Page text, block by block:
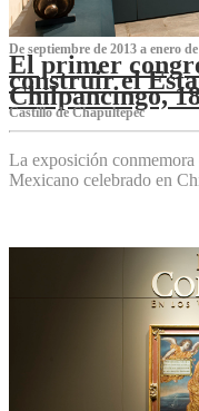
De septiembre de 2013 a enero
El primer
construir el
Chilpancingo,
Castillo de Chapultepec
La exposición
Mexicano celebrado en